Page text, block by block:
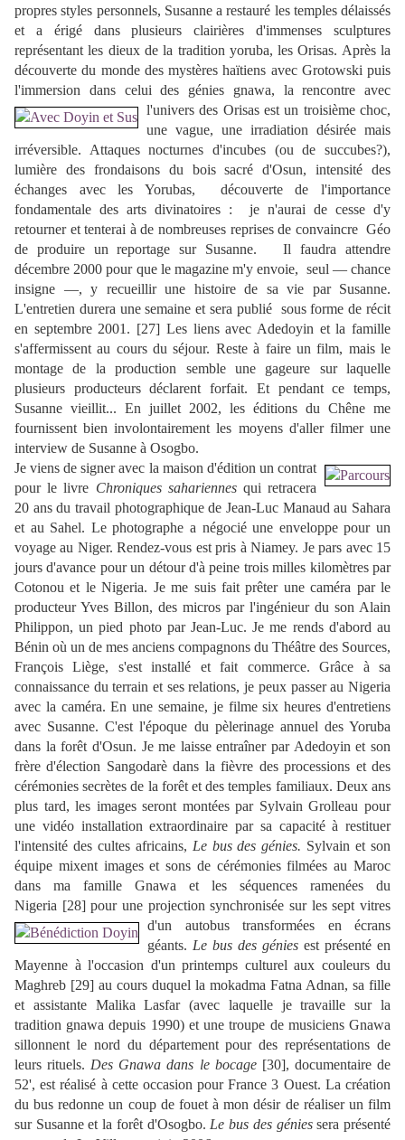
propres styles personnels, Susanne a restauré les temples délaissés
et a érigé dans plusieurs clairières d'immenses sculptures
représentant les dieux de la tradition yoruba, les Orisas. Après la
découverte du monde des mystères haïtiens avec Grotowski puis
l'immersion dans celui des génies gnawa, la rencontre avec
l'univers des Orisas est un troisième choc,
une vague, une irradiation désirée mais
irréversible. Attaques nocturnes d'incubes (ou de succubes?),
lumière des frondaisons du bois sacré d'Osun, intensité des
échanges avec les Yorubas, découverte de l'importance
fondamentale des arts divinatoires : je n'aurai de cesse d'y
retourner et tenterai à de nombreuses reprises de convaincre Géo
de produire un reportage sur Susanne. Il faudra attendre
décembre 2000 pour que le magazine m'y envoie, seul — chance
insigne —, y recueillir une histoire de sa vie par Susanne.
L'entretien durera une semaine et sera publié sous forme de récit
en septembre 2001. [27] Les liens avec Adedoyin et la famille
s'affermissent au cours du séjour. Reste à faire un film, mais le
montage de la production semble une gageure sur laquelle
plusieurs producteurs déclarent forfait. Et pendant ce temps,
Susanne vieillit... En juillet 2002, les éditions du Chêne me
fournissent bien involontairement les moyens d'aller filmer une
interview de Susanne à Osogbo.
Je viens de signer avec la maison d'édition un contrat
pour le livre Chroniques sahariennesqui retracera
20 ans du travail photographique de Jean-Luc Manaud au Sahara
et au Sahel. Le photographe a négocié une enveloppe pour un
voyage au Niger. Rendez-vous est pris à Niamey. Je pars avec 15
jours d'avance pour un détour d'à peine trois milles kilomètres par
Cotonou et le Nigeria. Je me suis fait prêter une caméra par le
producteur Yves Billon, des micros par l'ingénieur du son Alain
Philippon, un pied photo par Jean-Luc. Je me rends d'abord au
Bénin où un de mes anciens compagnons du Théâtre des Sources,
François Liège, s'est installé et fait commerce. Grâce à sa
connaissance du terrain et ses relations, je peux passer au Nigeria
avec la caméra. En une semaine, je filme six heures d'entretiens
avec Susanne. C'est l'époque du pèlerinage annuel des Yoruba
dans la forêt d'Osun. Je me laisse entraîner par Adedoyin et son
frère d'élection Sangodarè dans la fièvre des processions et des
cérémonies secrètes de la forêt et des temples familiaux. Deux ans
plus tard, les images seront montées par Sylvain Grolleau pour
une vidéo installation extraordinaire par sa capacité à restituer
l'intensité des cultes africains, Le bus des génies. Sylvain et son
équipe mixent images et sons de cérémonies filmées au Maroc
dans ma famille Gnawa et les séquences ramenées du
Nigeria [28]pour une projection synchronisée sur les sept vitres
d'un autobus transformées en écrans
géants. Le bus des génies est présenté en
Mayenne à l'occasion d'un printemps culturel aux couleurs du
Maghreb [29] au cours duquel la mokadma Fatna Adnan, sa fille
et assistante Malika Lasfar (avec laquelle je travaille sur la
tradition gnawa depuis 1990) et une troupe de musiciens Gnawa
sillonnent le nord du département pour des représentations de
leurs rituels. Des Gnawa dans le bocage [30], documentaire de
52', est réalisé à cette occasion pour France 3 Ouest. La création
du bus redonne un coup de fouet à mon désir de réaliser un film
sur Susanne et la forêt d'Osogbo. Le bus des géniessera présenté